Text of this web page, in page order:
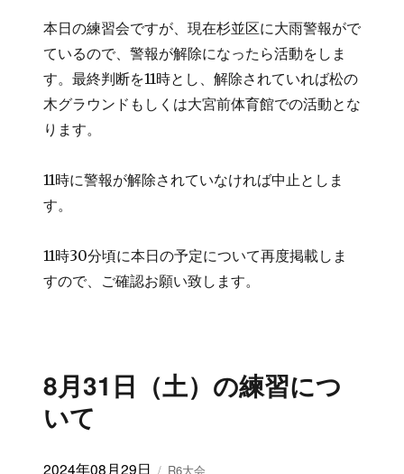
ー
本日の練習会ですが、現在杉並区に大雨警報がで
ているので、警報が解除になったら活動をしま
す。最終判断を11時とし、解除されていれば松の
木グラウンドもしくは大宮前体育館での活動とな
ります。
11時に警報が解除されていなければ中止としま
す。
11時30分頃に本日の予定について再度掲載しま
すので、ご確認お願い致します。
8月31日（土）の練習につ
いて
投
2024年08月29日
カ
R6大会